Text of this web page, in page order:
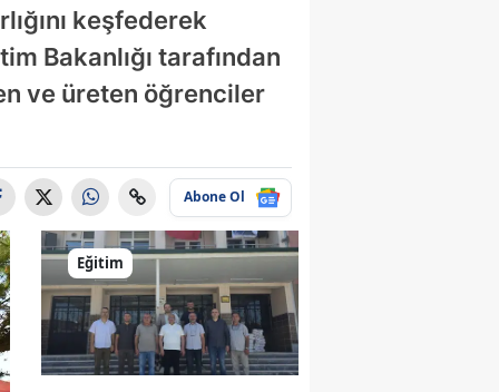
keşfederek
Bakanlığı tarafından
ve üreten öğrenciler
Abone Ol
Eğitim